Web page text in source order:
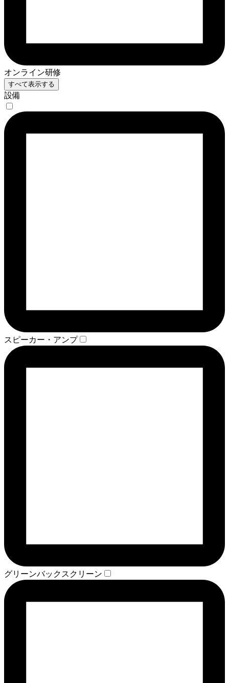
オンライン研修
すべて表示する
設備
スピーカー・アンプ
グリーンバックスクリーン